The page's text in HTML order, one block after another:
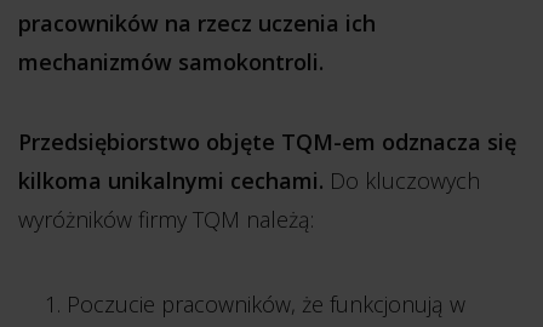
pracowników na rzecz uczenia ich
mechanizmów samokontroli.
Przedsiębiorstwo objęte TQM-em odznacza się
kilkoma unikalnymi cechami. Do kluczowych
wyróżników firmy TQM należą:
Poczucie pracowników, że funkcjonują w